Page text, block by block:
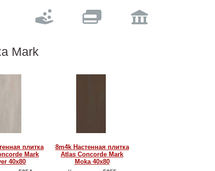
Mark
плитка
Mark
40x80
8m4k Настенная плитка
Atlas Concorde Mark
Moka 40x80